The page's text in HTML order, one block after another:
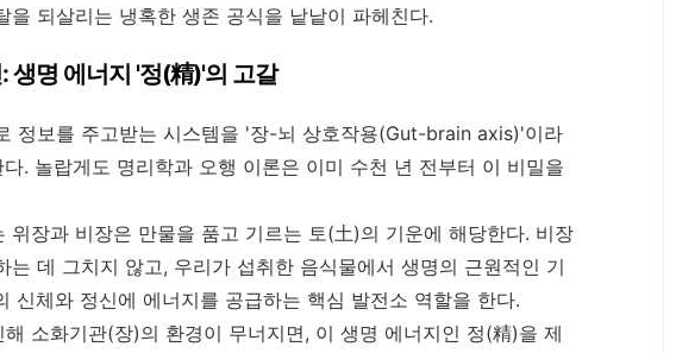
을 되살리는 냉혹한 생존 공식을 낱낱이 파헤친다.
생명 에너지 '정(精)'의 고갈
정보를 주고받는 시스템을 '장-뇌 상호작용(Gut-brain axis)'이라
. 놀랍게도 명리학과 오행 이론은 이미 수천 년 전부터 이 비밀을
위장과 비장은 만물을 품고 기르는 토(土)의 기운에 해당한다. 비장
는 데 그치지 않고, 우리가 섭취한 음식물에서 생명의 근원적인 기
신체와 정신에 에너지를 공급하는 핵심 발전소 역할을 한다.
소화기관(장)의 환경이 무너지면, 이 생명 에너지인 정(精)을 제